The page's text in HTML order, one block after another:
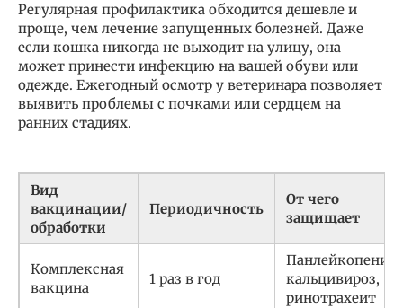
Регулярная профилактика обходится дешевле и
проще, чем лечение запущенных болезней. Даже
если кошка никогда не выходит на улицу, она
может принести инфекцию на вашей обуви или
одежде. Ежегодный осмотр у ветеринара позволяет
выявить проблемы с почками или сердцем на
ранних стадиях.
Вид
вакцинации/
обработки
Периодичность
От чего
защищает
Комплексная
вакцина
1 раз в год
Панлейкопения,
кальцивироз,
ринотрахеит